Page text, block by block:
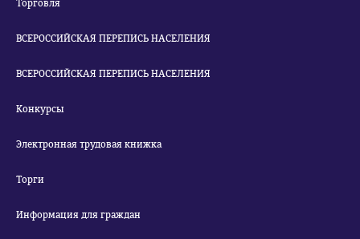
Торговля
ВСЕРОССИЙСКАЯ ПЕРЕПИСЬ НАСЕЛЕНИЯ
ВСЕРОССИЙСКАЯ ПЕРЕПИСЬ НАСЕЛЕНИЯ
Конкурсы
Электронная трудовая книжка
Торги
Информация для граждан